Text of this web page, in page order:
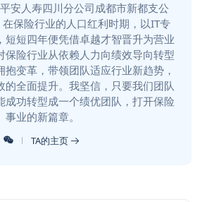
安人寿四川分公司成都市新都支公
保险行业的人口红利时期，以IT专
短短四年便凭借卓越才智晋升为营业
保险行业从依赖人力向绩效导向转型
抱变革，带领团队适应行业新趋势，
的全面提升。我坚信，只要我们团队
成功转型成一个绩优团队，打开保险
事业的新篇章。
TA的主页